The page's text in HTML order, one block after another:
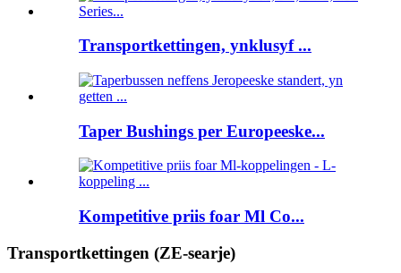
Transportkettingen, ynklusyf ...
Taper Bushings per Europeeske...
Kompetitive priis foar Ml Co...
Transportkettingen (ZE-searje)